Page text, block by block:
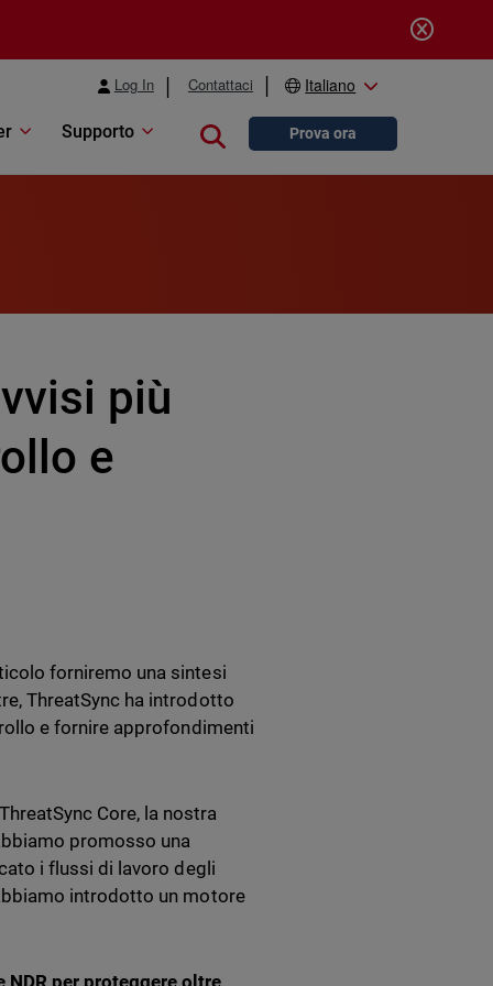
Log In Contattaci Italiano
Supporto Close searchProva ora
più
e
forniremo una sintesi
ThreatSync ha introdotto
e fornire approfondimenti
Core, la nostra
promosso una
i flussi di lavoro degli
introdotto un motore
per proteggere oltre